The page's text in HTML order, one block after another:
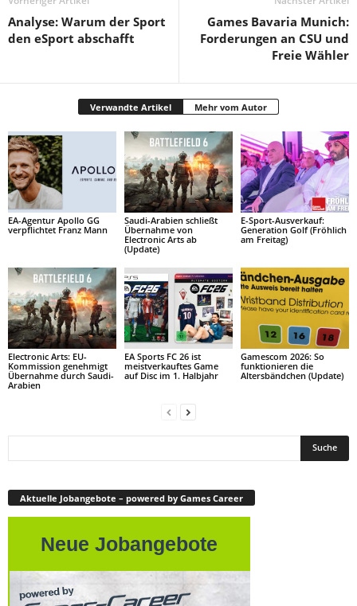
Analyse: Warum der Sport
den eSport abschafft
Games Bavaria Munich:
Forderungen an CSU und
Freie Wähler
Verwandte Artikel Mehr vom Autor
EA-Agentur Apollo GG
verpflichtet Franz Mann
Saudi-Arabien schließt
Übernahme von
Electronic Arts ab
(Update)
E-Sport-Ausverkauf:
Generation Golf (Fröhlich
am Freitag)
Electronic Arts: EU-
Kommission genehmigt
Übernahme durch Saudi-
Arabien
EA Sports FC 26 ist
meistverkauftes Game
auf Disc im 1. Halbjahr
Gamescom 2026: So
funktionieren die
Altersbändchen (Update)
Aktuelle Jobangebote – powered by Games Career